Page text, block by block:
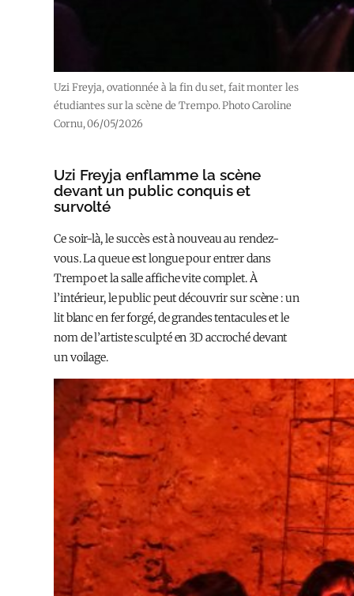
Uzi Freyja, ovationnée à la fin du set, fait monter les
étudiant·es sur la scène de Trempo. Photo Caroline
Cornu, 06/05/2026
Uzi Freyja enflamme la scène
devant un public conquis et
survolté
Ce soir-là, le succès est à nouveau au rendez-
vous. La queue est longue pour entrer dans
Trempo et la salle affiche vite complet. À
l’intérieur, le public peut découvrir sur scène : un
lit blanc en fer forgé, de grandes tentacules et le
nom de l’artiste sculpté en 3D accroché devant
un voilage.